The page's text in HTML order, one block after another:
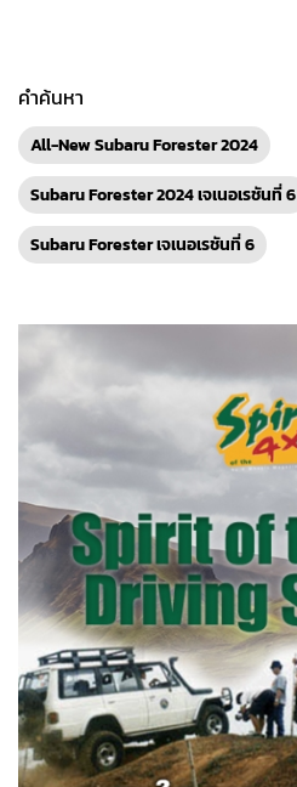
คำค้นหา
All-New Subaru Forester 2024
Subaru Forester 2024 เจเนอเรชันที่ 6
Subaru Forester เจเนอเรชันที่ 6